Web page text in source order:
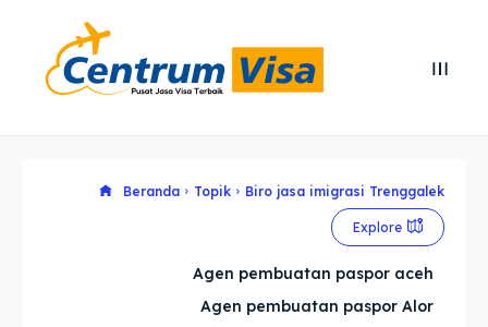
Cari
Cari
Explore our destinations
Explore our destinations
Beranda Topik Biro jasa imigrasi Trenggalek
Explore
Agen pembuatan paspor aceh
Agen pembuatan paspor Alor